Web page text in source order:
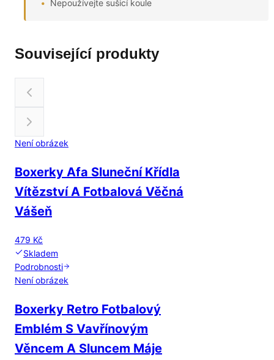
Nepoužívejte sušicí koule
Související produkty
Není obrázek
Boxerky Afa Sluneční Křídla
Vítězství A Fotbalová Věčná
Vášeň
479 Kč
Skladem
Podrobnosti
Není obrázek
Boxerky Retro Fotbalový
Emblém S Vavřínovým
Věncem A Sluncem Máje